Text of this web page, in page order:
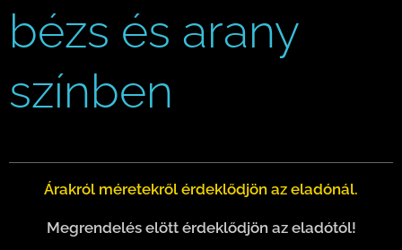
bézs és arany
színben
Árakról méretekről érdeklődjön az eladónál.
Megrendelés elött érdeklődjön az eladótól!